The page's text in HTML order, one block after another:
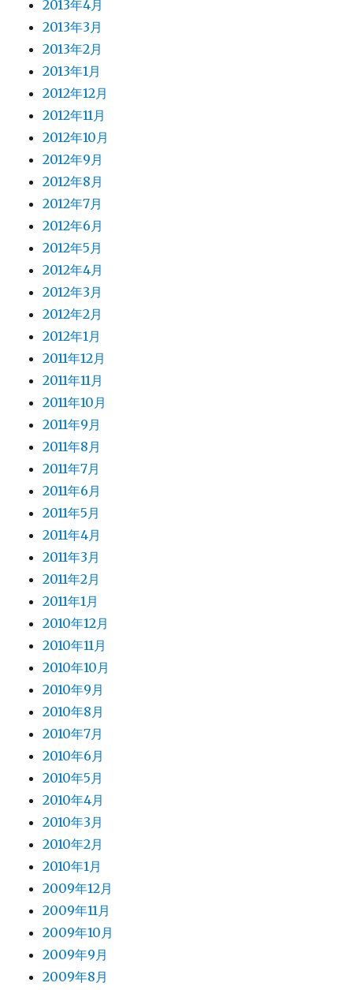
2013年4月
2013年3月
2013年2月
2013年1月
2012年12月
2012年11月
2012年10月
2012年9月
2012年8月
2012年7月
2012年6月
2012年5月
2012年4月
2012年3月
2012年2月
2012年1月
2011年12月
2011年11月
2011年10月
2011年9月
2011年8月
2011年7月
2011年6月
2011年5月
2011年4月
2011年3月
2011年2月
2011年1月
2010年12月
2010年11月
2010年10月
2010年9月
2010年8月
2010年7月
2010年6月
2010年5月
2010年4月
2010年3月
2010年2月
2010年1月
2009年12月
2009年11月
2009年10月
2009年9月
2009年8月